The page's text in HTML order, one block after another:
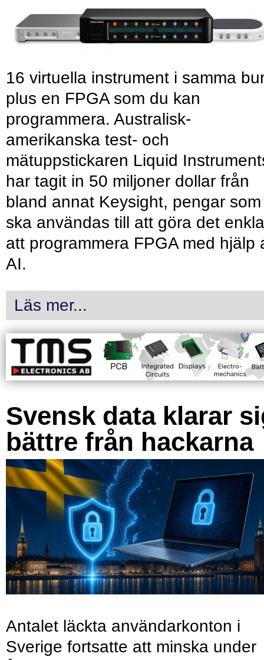
16 virtuella instrument i samma
plus en FPGA som du kan
programmera. Australisk-
amerikanska test- och
mätuppstickaren Liquid
har tagit in 50 miljoner dollar från
bland annat Keysight, pengar som
ska användas till att göra det
att programmera FPGA med hjälp
AI.
Läs mer...
Svensk data klarar
bättre från hackarna
Antalet läckta användarkonton i
Sverige fortsatte att minska under